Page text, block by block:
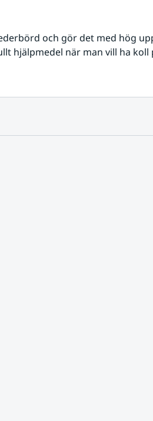
och gör det med hög
hjälpmedel när man vill ha koll